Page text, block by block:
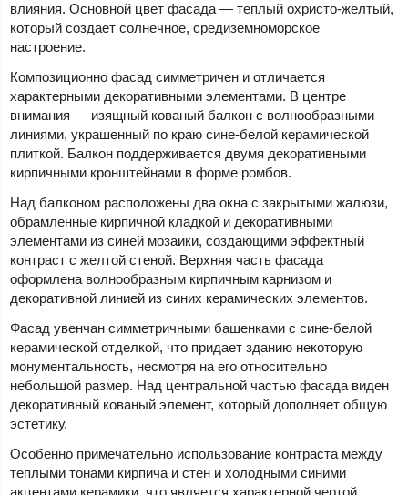
влияния. Основной цвет фасада — теплый охристо-желтый,
который создает солнечное, средиземноморское
настроение.
Композиционно фасад симметричен и отличается
характерными декоративными элементами. В центре
внимания — изящный кованый балкон с волнообразными
линиями, украшенный по краю сине-белой керамической
плиткой. Балкон поддерживается двумя декоративными
кирпичными кронштейнами в форме ромбов.
Над балконом расположены два окна с закрытыми жалюзи,
обрамленные кирпичной кладкой и декоративными
элементами из синей мозаики, создающими эффектный
контраст с желтой стеной. Верхняя часть фасада
оформлена волнообразным кирпичным карнизом и
декоративной линией из синих керамических элементов.
Фасад увенчан симметричными башенками с сине-белой
керамической отделкой, что придает зданию некоторую
монументальность, несмотря на его относительно
небольшой размер. Над центральной частью фасада виден
декоративный кованый элемент, который дополняет общую
эстетику.
Особенно примечательно использование контраста между
теплыми тонами кирпича и стен и холодными синими
акцентами керамики, что является характерной чертой